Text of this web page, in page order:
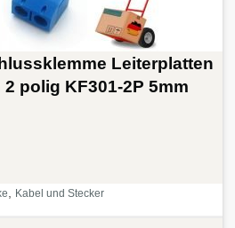
Leiterplatten
polig KF301-2P 5mm
, Kabel und Stecker